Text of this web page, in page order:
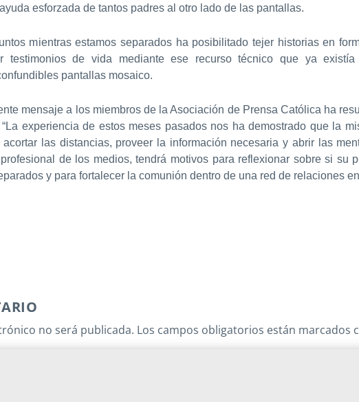
esforzada de tantos padres al otro lado de las pantallas.
mientras estamos separados ha posibilitado tejer historias en
testimonios de vida mediante ese recurso técnico que ya
pantallas mosaico.
mensaje a los miembros de la Asociación de Prensa Católica ha
experiencia de estos meses pasados nos ha demostrado que la
las distancias, proveer la información necesaria y abrir las
de los medios, tendrá motivos para reflexionar sobre si su
y para fortalecer la comunión dentro de una red de relaciones
no será publicada. Los campos obligatorios están marcados